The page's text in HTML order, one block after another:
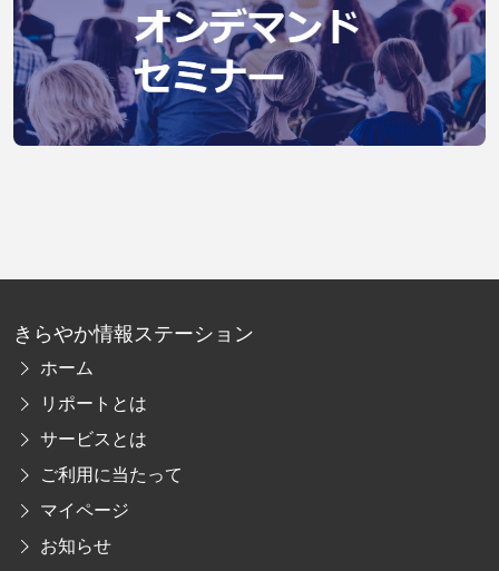
きらやか情報ステーション
ホーム
リポートとは
サービスとは
ご利用に当たって
マイページ
お知らせ